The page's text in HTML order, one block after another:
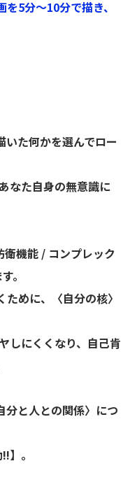
5分～10分で描き、
いた何かを選んでロー
なた自身の無意識に
機能 / コンプレック
。
めに、〈自分の核〉
しにくくなり、自己肯
分と人との関係〉につ
】。